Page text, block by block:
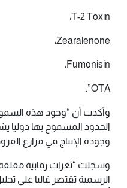
T-2 Toxin،
Zearalenone،
Fumonisin،
OTA”.
وأكدت أن “وجود هذه
الحدود المسموح بها دوليا
وجودة الإنتاج في مزارع
وسجلت “ثغرات رقابية
الرسمية تقتصر غالبا على